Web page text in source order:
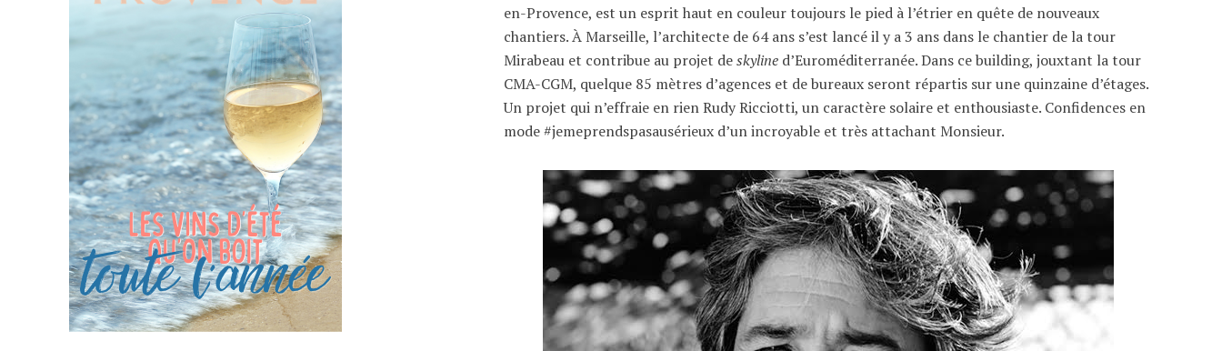
en-Provence, est un esprit haut en couleur toujours le pied à l’étrier en quête de nouveaux
chantiers. À Marseille, l’architecte de 64 ans s’est lancé il y a 3 ans dans le chantier de la tour
Mirabeau et contribue au projet deskyline d’Euroméditerranée. Dans ce building, jouxtant la tour
CMA-CGM, quelque 85 mètres d’agences et de bureaux seront répartis sur une quinzaine d’étages.
Un projet qui n’effraie en rien Rudy Ricciotti, un caractère solaire et enthousiaste. Confidences en
mode #jemeprendspasausérieux d’un incroyable et très attachant Monsieur.